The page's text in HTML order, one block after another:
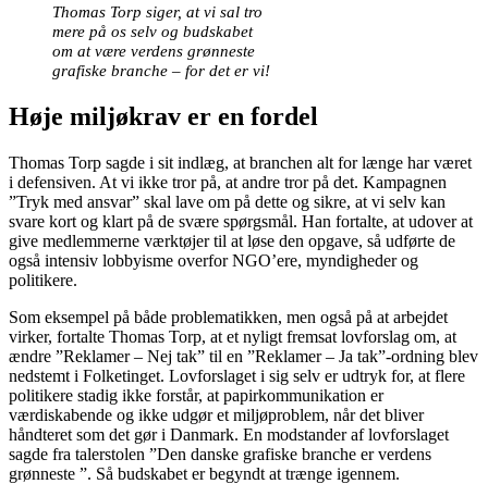
Thomas Torp siger, at vi sal tro
mere på os selv og budskabet
om at være verdens grønneste
grafiske branche – for det er vi!
Høje miljøkrav er en fordel
Thomas Torp sagde i sit indlæg, at branchen alt for længe har været
i defensiven. At vi ikke tror på, at andre tror på det. Kampagnen
”Tryk med ansvar” skal lave om på dette og sikre, at vi selv kan
svare kort og klart på de svære spørgsmål. Han fortalte, at udover at
give medlemmerne værktøjer til at løse den opgave, så udførte de
også intensiv lobbyisme overfor NGO’ere, myndigheder og
politikere.
Som eksempel på både problematikken, men også på at arbejdet
virker, fortalte Thomas Torp, at et nyligt fremsat lovforslag om, at
ændre ”Reklamer – Nej tak” til en ”Reklamer – Ja tak”-ordning blev
nedstemt i Folketinget. Lovforslaget i sig selv er udtryk for, at flere
politikere stadig ikke forstår, at papirkommunikation er
værdiskabende og ikke udgør et miljøproblem, når det bliver
håndteret som det gør i Danmark. En modstander af lovforslaget
sagde fra talerstolen ”Den danske grafiske branche er verdens
grønneste ”. Så budskabet er begyndt at trænge igennem.